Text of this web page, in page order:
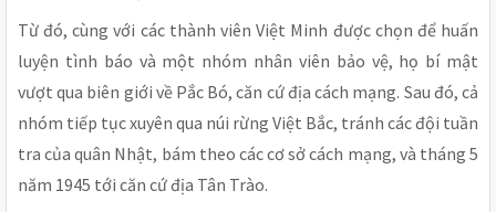
Từ đó, cùng với các thành viên Việt Minh được chọn để huấn
luyện tình báo và một nhóm nhân viên bảo vệ, họ bí mật
vượt qua biên giới về Pắc Bó, căn cứ địa cách mạng. Sau đó, cả
nhóm tiếp tục xuyên qua núi rừng Việt Bắc, tránh các đội tuần
tra của quân Nhật, bám theo các cơ sở cách mạng, và tháng 5
năm 1945 tới căn cứ địa Tân Trào.